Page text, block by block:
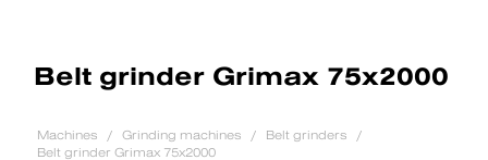
Belt grinder Grimax 75x2000
Machines Grinding machines
Belt grinders
Belt grinder Grimax 75x2000